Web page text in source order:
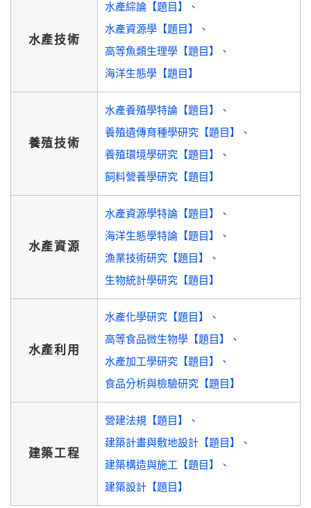
水產技術
水產綜論【題目】
水產資源學【題目】
高等魚類生理學【題目】
海洋生態學【題目】
養殖技術
水產養殖學特論【題目】
養殖遺傳育種學研究【題目】
養殖環境學研究【題目】
飼料營養學研究【題目】
水產資源
水產資源學特論【題目】
海洋生態學特論【題目】
漁業技術研究【題目】
生物統計學研究【題目】
水產利用
水產化學研究【題目】
高等食品微生物學【題目】
水產加工學研究【題目】
食品分析與檢驗研究【題目】
建築工程
營建法規【題目】
建築計畫與敷地設計【題目】
建築構造與施工【題目】
建築設計【題目】